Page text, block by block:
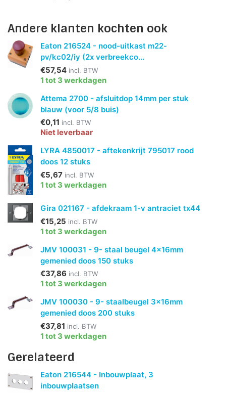
Andere klanten kochten ook
Eaton 216524 - nood-uitkast m22-
pv/kc02/iy (2x verbreekco...
€57,54 incl. BTW
1 tot 3 werkdagen
Attema 2700 - afsluitdop 14mm per stuk
blauw (voor 5/8 buis)
€0,11 incl. BTW
Niet leverbaar
LYRA 4850017 - aftekenkrijt 795017 rood
doos 12 stuks
€5,67 incl. BTW
1 tot 3 werkdagen
Gira 021167 - afdekraam 1-v antraciet tx44
€15,25 incl. BTW
1 tot 3 werkdagen
JMV 100031 - 9- staal beugel 4x16mm
gemenied doos 150 stuks
€37,86 incl. BTW
1 tot 3 werkdagen
JMV 100030 - 9- staalbeugel 3x16mm
gemenied doos 200 stuks
€37,81 incl. BTW
1 tot 3 werkdagen
Gerelateerd
Eaton 216544 - Inbouwplaat, 3
inbouwplaatsen